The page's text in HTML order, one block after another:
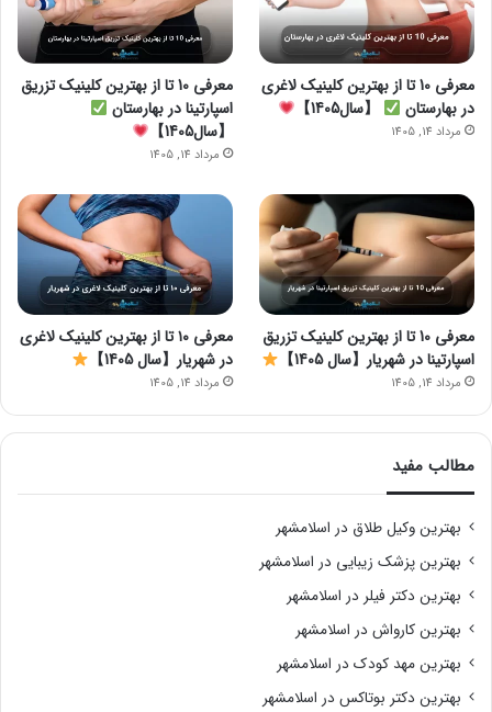
معرفی 10 تا از بهترین کلینیک لاغری
در بهارستان
【سال1405】
مرداد 14, 1405
معرفی 10 تا از بهترین کلینیک تزریق
اسپارتینا در بهارستان
【سال1405】
مرداد 14, 1405
معرفی 10 تا از بهترین کلینیک تزریق
اسپارتینا در شهریار【سال 1405】
مرداد 14, 1405
معرفی ۱۰ تا از بهترین کلینیک لاغری
در شهریار【سال 1405】
مرداد 14, 1405
مطالب مفید
بهترین وکیل طلاق در اسلامشهر
بهترین پزشک زیبایی در اسلامشهر
بهترین دکتر فیلر در اسلامشهر
بهترین کارواش در اسلامشهر
بهترین مهد کودک در اسلامشهر
بهترین دکتر بوتاکس در اسلامشهر